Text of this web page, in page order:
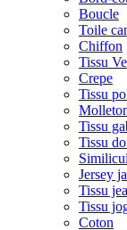
Boucle
Toile
Chiffon
Tissu
Crepe
Tissu
Tissu
Tissu
Jersey
Tissu
Tissu
Coton